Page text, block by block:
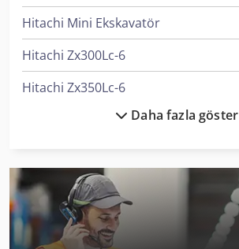
Hitachi Mini Ekskavatör
Hitachi Zx300Lc-6
Hitachi Zx350Lc-6
Hyundai Mini Ekskavatör
Jcb Mini Ekskavatör
Komatsu Mini Ekskavatör
Daha fazla göster